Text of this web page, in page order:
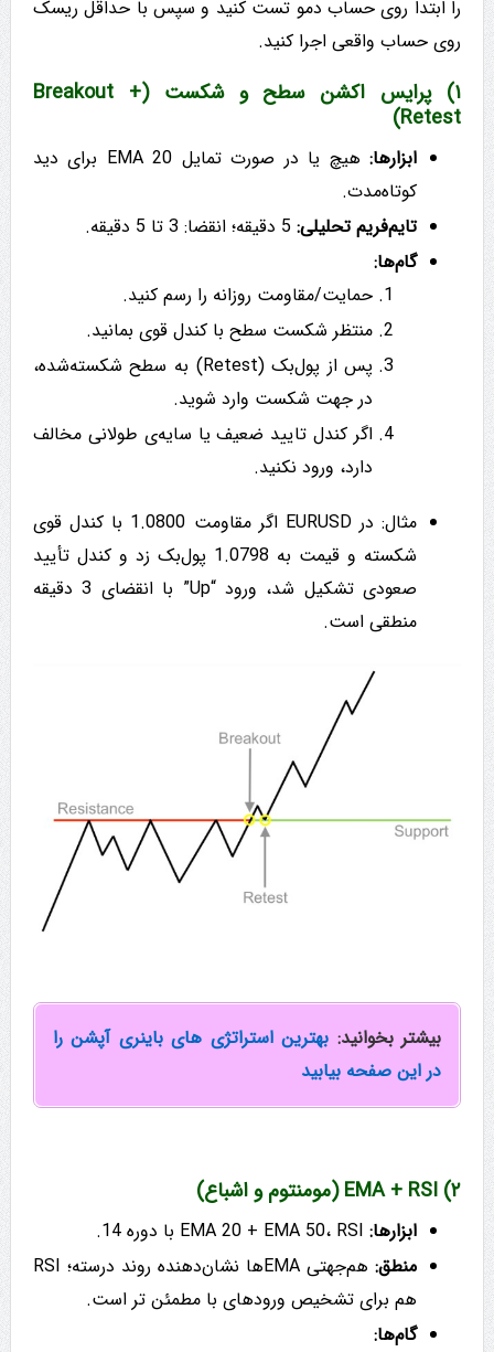
را ابتدا روی حساب دمو تست کنید و سپس با حداقل ریسک
روی حساب واقعی اجرا کنید.
۱) پرایس اکشن سطح و شکست (Breakout +
Retest)
ابزارها:
هیچ یا در صورت تمایل EMA 20 برای دید
کوتاه‌مدت.
تایم‌فریم تحلیلی:5 دقیقه؛ انقضا: 3 تا 5 دقیقه.
گام‌ها:
حمایت/مقاومت روزانه را رسم کنید.
منتظر شکست سطح با کندل قوی بمانید.
پس از پول‌بک (Retest) به سطح شکسته‌شده،
در جهت شکست وارد شوید.
اگر کندل تایید ضعیف یا سایه‌ی طولانی مخالف
دارد، ورود نکنید.
مثال: در EURUSD اگر مقاومت 1.0800 با کندل قوی
شکسته و قیمت به 1.0798 پول‌بک زد و کندل تأیید
صعودی تشکیل شد، ورود “Up” با انقضای 3 دقیقه
منطقی است.
بیشتر بخوانید: بهترین استراتژی های باینری آپشن را
در این صفحه بیابید
۲) EMA + RSI (مومنتوم و اشباع)
ابزارها:EMA 20 + EMA 50، RSI با دوره 14.
منطق:
هم‌جهتی EMAها نشان‌دهنده روند درسته؛ RSI
هم برای تشخیص ورودهای با مطمئن تر است.
گام‌ها: